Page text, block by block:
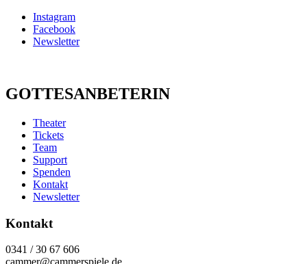
Instagram
Facebook
Newsletter
GOTTESANBETERIN
Theater
Tickets
Team
Support
Spenden
Kontakt
Newsletter
Kontakt
0341 / 30 67 606